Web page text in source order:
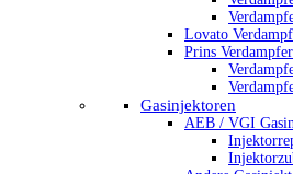
Lovato
Prins Verdampfer
Gasinjektoren
AEB / VGI